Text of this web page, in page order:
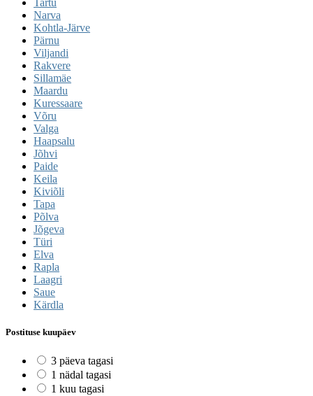
Narva
Kohtla-Järve
Pärnu
Viljandi
Rakvere
Sillamäe
Maardu
Kuressaare
Võru
Valga
Haapsalu
Jõhvi
Paide
Keila
Kiviõli
Tapa
Põlva
Jõgeva
Türi
Elva
Rapla
Laagri
Saue
Kärdla
Postituse kuupäev
3 päeva tagasi
1 nädal tagasi
1 kuu tagasi